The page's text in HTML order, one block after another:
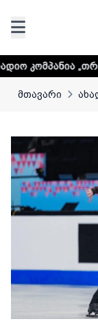
-
მთავარი